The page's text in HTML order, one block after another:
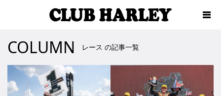
COLUMN レース の記事一覧